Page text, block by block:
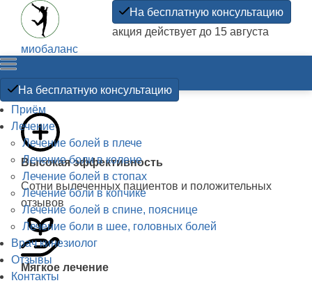
миобаланс
кинезиология
На бесплатную консультацию
акция действует до 15 августа
На бесплатную консультацию
Приём
Лечение
Лечение болей в плече
Лечение боли в колене
Лечение болей в стопах
Лечение боли в копчике
Лечение болей в спине, пояснице
Лечение боли в шее, головных болей
Врач кинезиолог
Отзывы
Контакты
Высокая эффективность
Сотни вылеченных пациентов и положительных
отзывов
Мягкое лечение